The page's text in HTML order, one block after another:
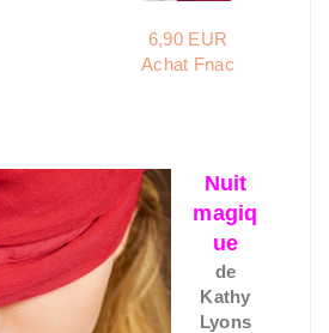
6,90 EUR
Achat Fnac
Nuit
magiq
ue
de
Kathy
Lyons